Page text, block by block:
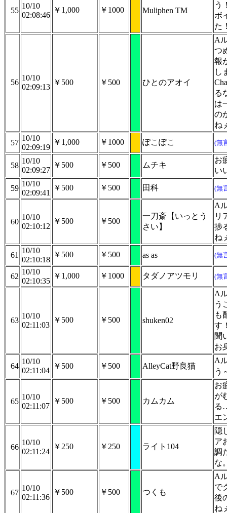
55
10/10
02:08:46
￥1,000 ￥1000 Muliphen TM
う
ボ
た
56
10/10
02:09:13
￥500 ￥500 ひとのアオイ
A
つ
報
し
る
は
の
ね
57
10/10
02:09:19
￥1,000 ￥1000 ぽこぽこ (無
58
10/10
02:09:27
￥500 ￥500 ムチキ
お
い
59
10/10
02:09:41
￥500 ￥500 田科 (無
60
10/10
02:10:12
￥500 ￥500
一刀斎【いっとう
さい】
A
リ
捗
ね
61
10/10
02:10:18
￥500 ￥500 as as (無
62
10/10
02:10:35
￥1,000 ￥1000 タダノアツモリ (無
63
10/10
02:11:03
￥500 ￥500 shuken02
A
う
も
す
聞
お
64
10/10
02:11:04
￥500 ￥500 AlleyCat野良猫
A
う
65
10/10
02:11:07
￥500 ￥500 カムカム
お
が
る
エ
66
10/10
02:11:24
￥250 ￥250 ライト104
隠
ア
調
な
67
10/10
02:11:36
￥500 ￥500 つくも
A
で
後
ね